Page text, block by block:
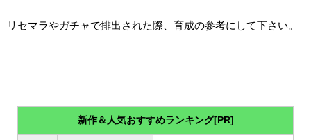
リセマラやガチャで排出された際、育成の参考にして下さい。
新作＆人気おすすめランキング[PR]